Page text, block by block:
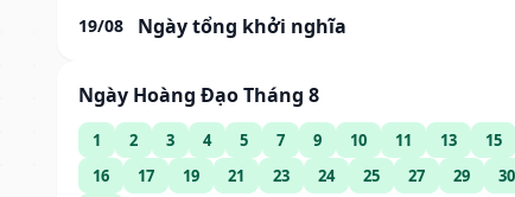
19/08 Ngày tổng khởi nghĩa
Ngày Hoàng Đạo Tháng 8
1 2 3 4 5 7 9 10 11 13
15
16
17 19 21 23 24 25 27 29
30